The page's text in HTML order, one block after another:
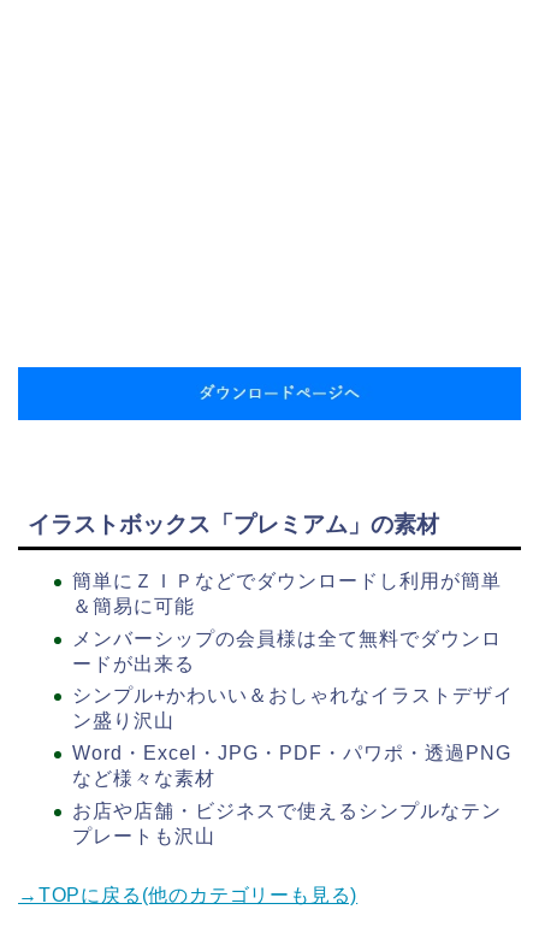
イラストボックス「プレミアム」の素材
簡単にＺＩＰなどでダウンロードし利用が簡単
＆簡易に可能
メンバーシップの会員様は全て無料でダウンロ
ードが出来る
シンプル+かわいい＆おしゃれなイラストデザイ
ン盛り沢山
Word・Excel・JPG・PDF・パワポ・透過PNG
など様々な素材
お店や店舗・ビジネスで使えるシンプルなテン
プレートも沢山
→TOPに戻る(他のカテゴリーも見る)